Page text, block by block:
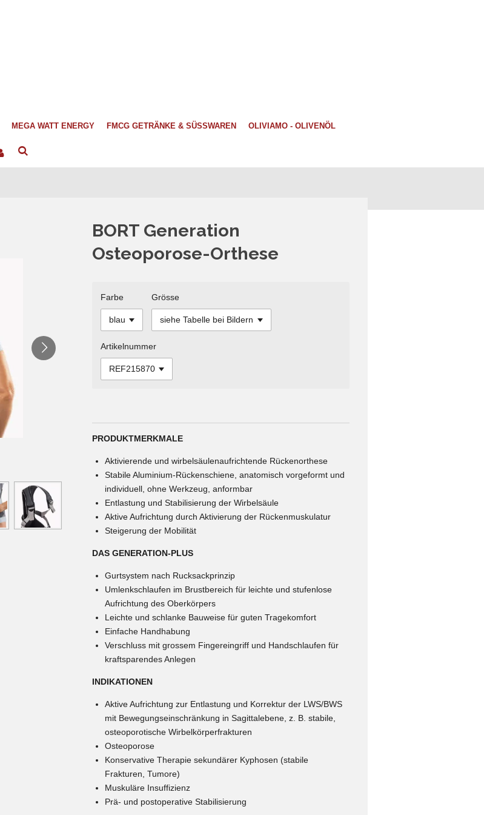
MEGA WATT ENERGY FMCG GETRÄNKE & SÜSSWAREN OLIVIAMO - OLIVENÖL
BORT Generation
Osteoporose-Orthese
Farbe Grösse
Artikelnummer
PRODUKTMERKMALE
Aktivierende und wirbelsäulenaufrichtende Rückenorthese
Stabile Aluminium-Rückenschiene, anatomisch vorgeformt und
individuell, ohne Werkzeug, anformbar
Entlastung und Stabilisierung der Wirbelsäule
Aktive Aufrichtung durch Aktivierung der Rückenmuskulatur
Steigerung der Mobilität
DAS GENERATION-PLUS
Gurtsystem nach Rucksackprinzip
Umlenkschlaufen im Brustbereich für leichte und stufenlose
Aufrichtung des Oberkörpers
Leichte und schlanke Bauweise für guten Tragekomfort
Einfache Handhabung
Verschluss mit grossem Fingereingriff und Handschlaufen für
kraftsparendes Anlegen
INDIKATIONEN
Aktive Aufrichtung zur Entlastung und Korrektur der LWS/BWS
mit Bewegungseinschränkung in Sagittalebene, z. B. stabile,
osteoporotische Wirbelkörperfrakturen
Osteoporose
Konservative Therapie sekundärer Kyphosen (stabile
Frakturen, Tumore)
Muskuläre Insuffizienz
Prä- und postoperative Stabilisierung